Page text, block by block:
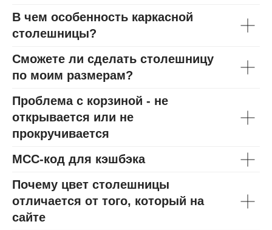
В чем особенность каркасной
столешницы?
Сможете ли сделать столешницу
по моим размерам?
Проблема с корзиной - не
открывается или не
прокручивается
МСС-код для кэшбэка
Почему цвет столешницы
отличается от того, который на
сайте